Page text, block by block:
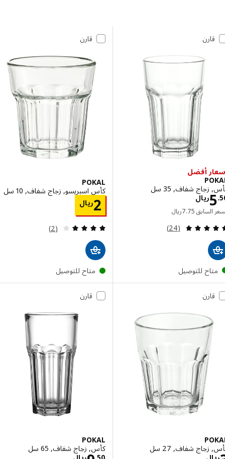
النتائجقارن
أفضل
شفاف, 35 سل
ريالالاسعار ريال 5.50
السابق ريال7 .75 السعر السابق ريال 7.75
مراجعة: 4.8 من أصل 5 نجوم. إجمالي المراجعات:
(24)
للتوصيل
قارن
POKAL
كأس اسبريسو, زجاج شفاف, 10 سل
ريال الاسعار ريال 2
مراجعة: 4 من أصل 5 نجوم. إجمالي المراجعات:
(2)
متاح للتوصيل
قارن
شفاف, 27 سل
قارن
POKAL
كأس, زجاج شفاف, 65 سل
ريال